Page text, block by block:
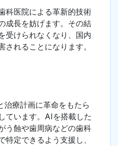
科医院による革新的技術
成長を妨げます。その結
受けられなくなり、国内
れることになります。
治療計画に革命をもたら
ています。AIを搭載した
う蝕や歯周病などの歯科
特定できるよう支援し、